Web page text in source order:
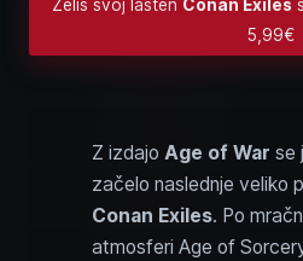
Želiš svoj lasten Conan Exiles
5,99€
Z izdajo Age of War se
začelo naslednje veliko
Conan Exiles. Po
atmosferi Age of